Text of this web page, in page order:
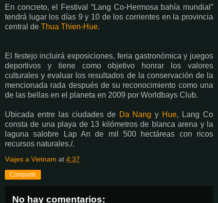
En concreto, el Festival “Lang Co-Hermosa bahía mundial”
tendrá lugar los días 9 y 10 de los corrientes en la provincia
central de Thua Thien-Hue.
El festejo incluirá exposiciones, feria gastronómica y juegos
deportivos y tiene como objetivo honrar los valores
culturales y evaluar los resultados de la conservación de la
mencionada rada después de su reconocimiento como una
de las bellas en el planeta en 2009 por Worldbays Club.
Ubicada entre las ciudades de Da Nang y Hue, Lang Co
consta de una playa de 13 kilómetros de blanca arena y la
laguna salobre Lap An de mil 500 hectáreas con ricos
recursos naturales./.
Viajes a Vietnam at 4:37
Compartir
No hay comentarios: